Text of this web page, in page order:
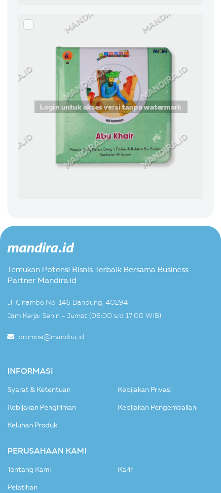
Temukan Potensi Bisnis Terbaik Bersama Business
Partner Mandira.id
Jl. Cinambo No. 146 Bandung, 40294
Jam Kerja: Senin - Jumat (08:00 s/d 17:00 WIB)
promosi@mandira.id
INFORMASI
Syarat & Ketentuan Kebijakan Privasi
Kebijakan Pengiriman Kebijakan Pengembalian
Keluhan Produk
PERUSAHAAN KAMI
Tentang Kami Karir
Pelatihan